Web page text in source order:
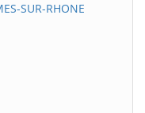
SUR-RHONE